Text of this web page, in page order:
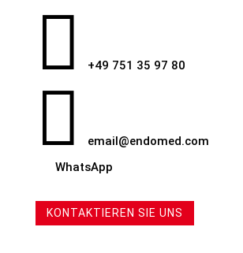
 +49 751 35 97 80

email@endomed.com
WhatsApp
KONTAKTIEREN SIE UNS